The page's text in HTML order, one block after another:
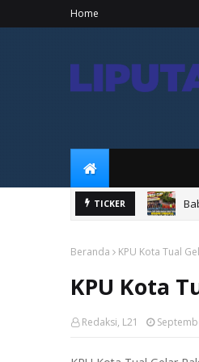
Home
TICKER
Beranda KPU Kota Tual
KPU Kota
Redaksi, L21